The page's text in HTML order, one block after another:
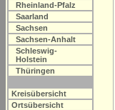
Rheinland-Pfalz
Saarland
Sachsen
Sachsen-Anhalt
Schleswig-
Holstein
Thüringen
Kreisübersicht
Ortsübersicht